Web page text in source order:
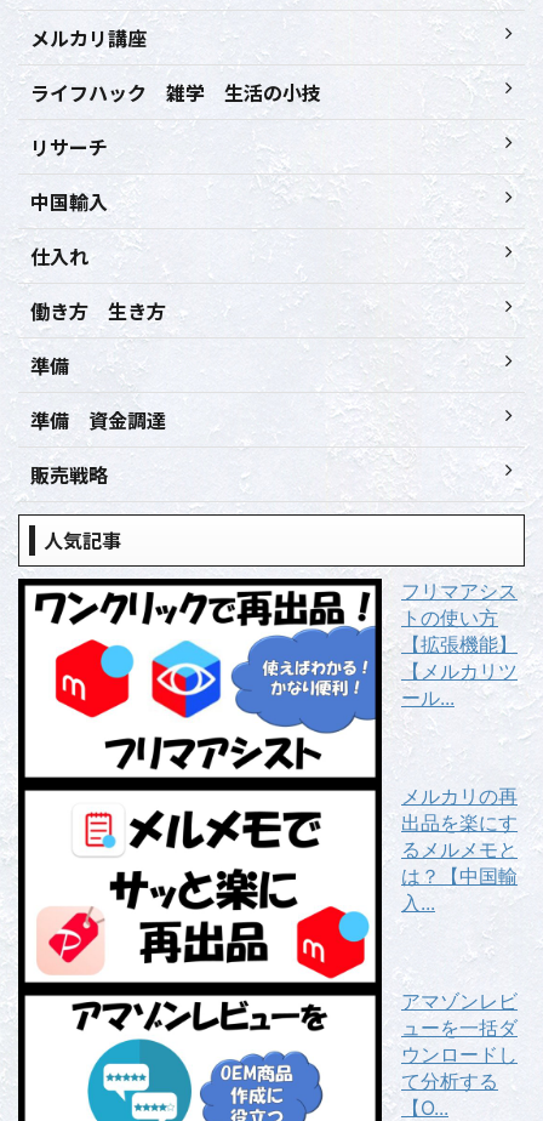
メルカリ講座
ライフハック 雑学 生活の小技
リサーチ
中国輸入
仕入れ
働き方 生き方
準備
準備 資金調達
販売戦略
人気記事
フリマアシス
トの使い方
【拡張機能】
【メルカリツ
ール...
メルカリの再
出品を楽にす
るメルメモと
は？【中国輸
入...
アマゾンレビ
ューを一括ダ
ウンロードし
て分析する
【O...